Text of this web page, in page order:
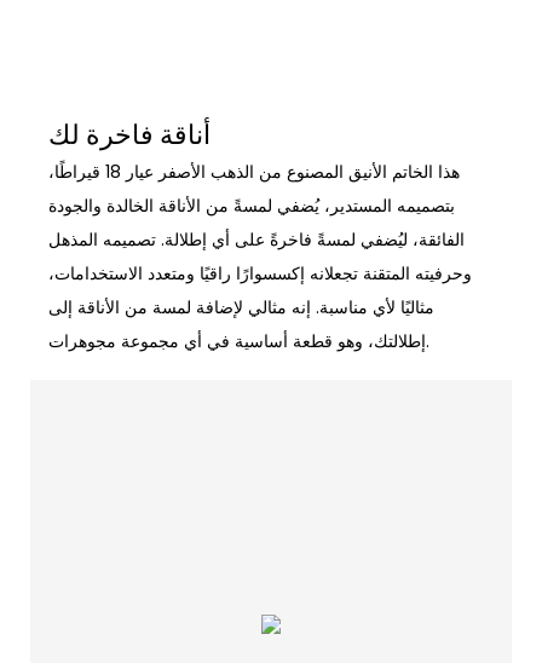
أناقة فاخرة لك
هذا الخاتم الأنيق المصنوع من الذهب الأصفر عيار 18 قيراطًا،
بتصميمه المستدير، يُضفي لمسةً من الأناقة الخالدة والجودة
الفائقة، ليُضفي لمسةً فاخرةً على أي إطلالة. تصميمه المذهل
وحرفيته المتقنة تجعلانه إكسسوارًا راقيًا ومتعدد الاستخدامات،
مثاليًا لأي مناسبة. إنه مثالي لإضافة لمسة من الأناقة إلى
إطلالتك، وهو قطعة أساسية في أي مجموعة مجوهرات.